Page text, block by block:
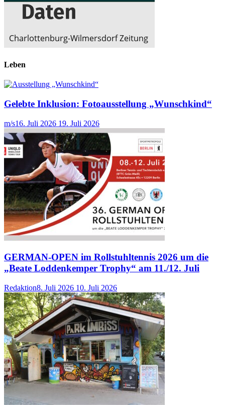
Leben
Gelebte Inklusion: Fotoausstellung „Wunschkind“
m/s16. Juli 2026 19. Juli 2026
GERMAN-OPEN im Rollstuhltennis 2026 um die
„Beate Loddenkemper Trophy“ am 11./12. Juli
Redaktion8. Juli 2026 10. Juli 2026